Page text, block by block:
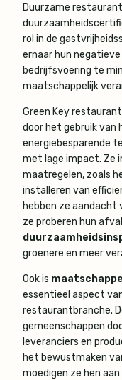
Duurzame
rol in de
ernaar hun negatieve
bedrijfsvoering te
maatschappelijk
Green Key
door het gebruik van
energiebesparende
met lage impact. Ze
maatregelen, zoals
installeren van
hebben ze aandacht
ze proberen hun
groenere en meer
Ook is
essentieel aspect
restaurantbranche.
gemeenschappen
leveranciers en
het bewustmaken
moedigen ze hen